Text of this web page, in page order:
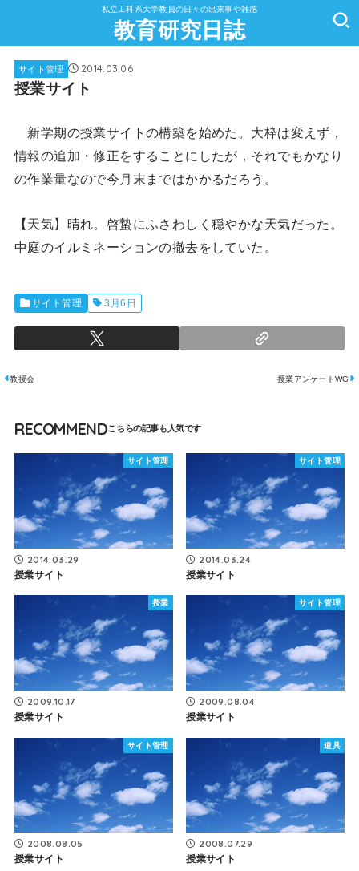
私立工科系大学教員の日々の出来事や雑感
教育研究日誌
サイト管理 2014.03.06
授業サイト
新学期の授業サイトの構築を始めた。大枠は変えず，
情報の追加・修正をすることにしたが，それでもかなり
の作業量なので今月末まではかかるだろう。
【天気】晴れ。啓蟄にふさわしく穏やかな天気だった。
中庭のイルミネーションの撤去をしていた。
サイト管理 3月6日
教授会 授業アンケートWG
RECOMMEND
サイト管理
2014.03.29
授業サイト
サイト管理
2014.03.24
授業サイト
授業
2009.10.17
授業サイト
サイト管理
2009.08.04
授業サイト
サイト管理
2008.08.05
授業サイト
道具
2008.07.29
授業サイト